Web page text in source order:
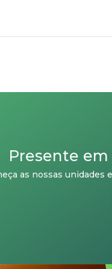
Presente
as nossas unidades